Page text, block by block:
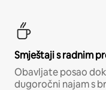
Smještaji s radnim
Obavljate posao
dugoročni najam s